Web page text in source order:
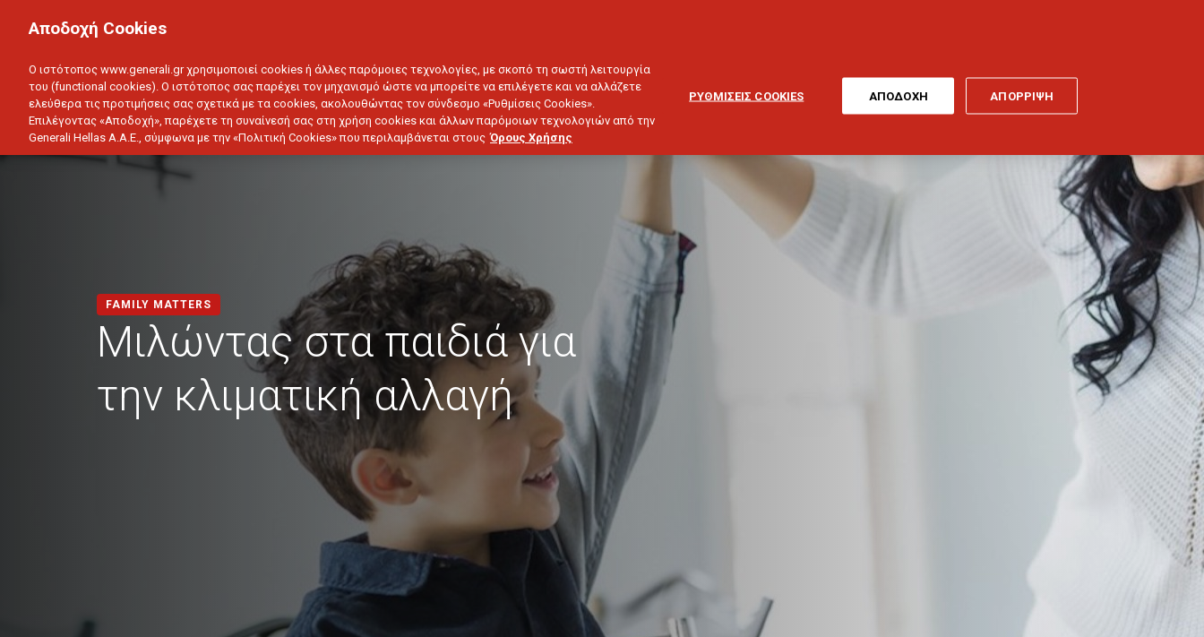
ΥΓΕΙΑ ΑΥΤΟΚΙΝΗΤΟ ΣΠΙΤΙ ΑΠΟΤΑΜΙΕΥΣΗ & ΕΠΕΝΔΥΣΕΙΣ ΤΑΞΙΔΙ ΣΚΑΦΟΣ
FAMILY MATTERS
Μιλώντας στα παιδιά για
την κλιματική αλλαγή
Αποδοχή Cookies
Ο ιστότοπος www.generali.gr χρησιμοποιεί cookies ή άλλες παρόμοιες τεχνολογίες, με σκοπό τη σωστή λειτουργία
του (functional cookies). Ο ιστότοπος σας παρέχει τον μηχανισμό ώστε να μπορείτε να επιλέγετε και να αλλάζετε
ελεύθερα τις προτιμήσεις σας σχετικά με τα cookies, ακολουθώντας τον σύνδεσμο «Ρυθμίσεις Cookies».
Επιλέγοντας «Αποδοχή», παρέχετε τη συναίνεσή σας στη χρήση cookies και άλλων παρόμοιων τεχνολογιών από την
Generali Hellas A.A.E., σύμφωνα με την «Πολιτική Cookies» που περιλαμβάνεται στους Όρους Χρήσης
ΡΥΘΜΙΣΕΙΣ COOKIES ΑΠΟΡΡΙΨΗ
ΑΠΟΔΟΧΗ